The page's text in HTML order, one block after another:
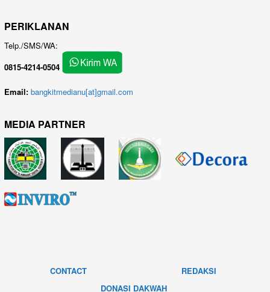
PERIKLANAN
Telp./SMS/WA:
0815-4214-0504
Email: bangkitmedianu[at]gmail.com
MEDIA PARTNER
CONTACT
REDAKSI
DONASI DAKWAH